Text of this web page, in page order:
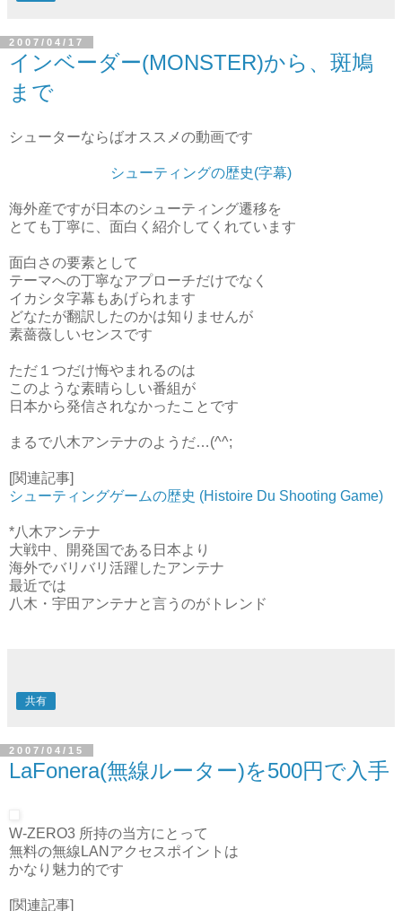
共有
2007/04/17
インベーダー(MONSTER)から、斑鳩
まで
シューターならばオススメの動画です
シューティングの歴史(字幕)
海外産ですが日本のシューティング遷移を
とても丁寧に、面白く紹介してくれています
面白さの要素として
テーマへの丁寧なアプローチだけでなく
イカシタ字幕もあげられます
どなたが翻訳したのかは知りませんが
素薔薇しいセンスです
ただ１つだけ悔やまれるのは
このような素晴らしい番組が
日本から発信されなかったことです
まるで八木アンテナのようだ…(^^;
[関連記事]
シューティングゲームの歴史 (Histoire Du Shooting Game)
*八木アンテナ
大戦中、開発国である日本より
海外でバリバリ活躍したアンテナ
最近では
八木・宇田アンテナと言うのがトレンド
共有
2007/04/15
LaFonera(無線ルーター)を500円で入手
W-ZERO3 所持の当方にとって
無料の無線LANアクセスポイントは